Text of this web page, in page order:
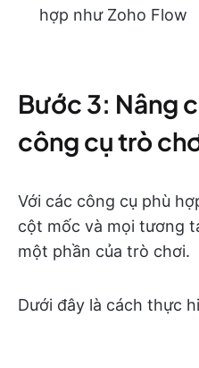
hợp như Zoho Flow
Bước 3: Nâng
công cụ trò
Với các công cụ phù
cột mốc và mọi tương
một phần của trò chơi.
Dưới đây là cách thực